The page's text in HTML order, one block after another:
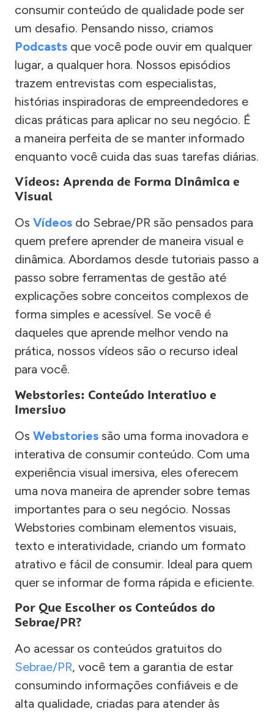
consumir conteúdo de qualidade pode ser
um desafio. Pensando nisso, criamos
Podcasts que você pode ouvir em qualquer
lugar, a qualquer hora. Nossos episódios
trazem entrevistas com especialistas,
histórias inspiradoras de empreendedores e
dicas práticas para aplicar no seu negócio. É
a maneira perfeita de se manter informado
enquanto você cuida das suas tarefas diárias.
Vídeos: Aprenda de Forma Dinâmica e
Visual
Os Vídeos do Sebrae/PR são pensados para
quem prefere aprender de maneira visual e
dinâmica. Abordamos desde tutoriais passo a
passo sobre ferramentas de gestão até
explicações sobre conceitos complexos de
forma simples e acessível. Se você é
daqueles que aprende melhor vendo na
prática, nossos vídeos são o recurso ideal
para você.
Webstories: Conteúdo Interativo e
Imersivo
Os Webstories são uma forma inovadora e
interativa de consumir conteúdo. Com uma
experiência visual imersiva, eles oferecem
uma nova maneira de aprender sobre temas
importantes para o seu negócio. Nossas
Webstories combinam elementos visuais,
texto e interatividade, criando um formato
atrativo e fácil de consumir. Ideal para quem
quer se informar de forma rápida e eficiente.
Por Que Escolher os Conteúdos do
Sebrae/PR?
Ao acessar os conteúdos gratuitos do
Sebrae/PR, você tem a garantia de estar
consumindo informações confiáveis e de
alta qualidade, criadas para atender às